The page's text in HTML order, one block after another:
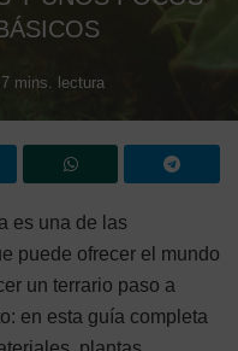
mins. lectura
es una de las
puede ofrecer el mundo
un terrario paso a
en esta guía completa